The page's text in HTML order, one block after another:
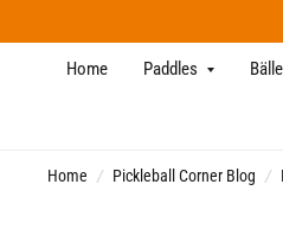
Home Paddles Bälle
Home / Pickleball Corner Blog /